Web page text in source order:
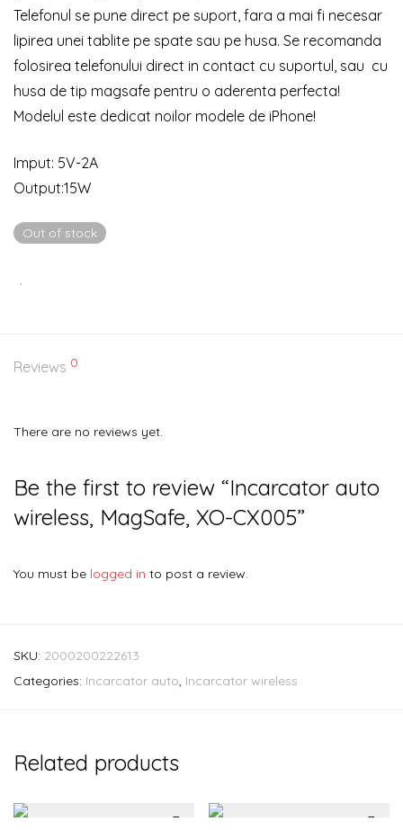
Telefonul se pune direct pe suport, fara a mai fi necesar
lipirea unei tablite pe spate sau pe husa. Se recomanda
folosirea telefonului direct in contact cu suportul, sau cu
husa de tip magsafe pentru o aderenta perfecta!
Modelul este dedicat noilor modele de iPhone!
Imput: 5V-2A
Output:15W
Out of stock
Reviews 0
There are no reviews yet.
Be the first to review “Incarcator auto
wireless, MagSafe, XO-CX005”
You must be logged in to post a review.
SKU: 2000200222613
Categories: Incarcator auto, Incarcator wireless
Related products